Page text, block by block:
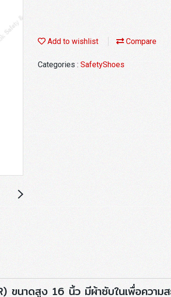
Add to wishlist Compare
Categories : SafetyShoes
ขนาดสูง 16 นิ้ว มีผ้าซับในเพื่อความ